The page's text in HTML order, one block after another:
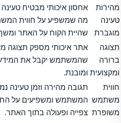
מהירות
טעינה
מוגברת
אחסון איכותי מבטיח
מה שמשפיע על חווית
שהיית הקוח על האתר
תצוגה
ברורה
ומקצועית
אתר איכותי מספק תצוגה
שהמשתמש יקבל את המידע
ומובנת.
חווית
משתמש
משופרת
תגובה מהירה וזמן טעינה
המשתמש ומשפיעים על
צפייה ופעולה בתוך האתר.